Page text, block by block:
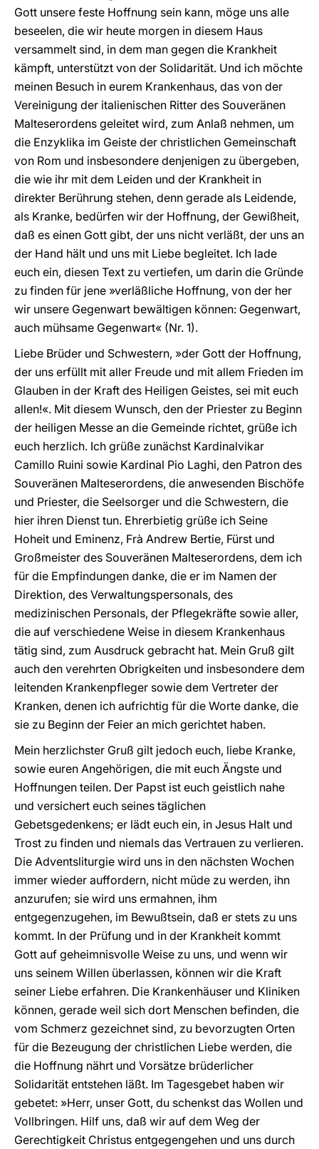
Gott unsere feste Hoffnung sein kann, möge uns alle
beseelen, die wir heute morgen in diesem Haus
versammelt sind, in dem man gegen die Krankheit
kämpft, unterstützt von der Solidarität. Und ich möchte
meinen Besuch in eurem Krankenhaus, das von der
Vereinigung der italienischen Ritter des Souveränen
Malteserordens geleitet wird, zum Anlaß nehmen, um
die Enzyklika im Geiste der christlichen Gemeinschaft
von Rom und insbesondere denjenigen zu übergeben,
die wie ihr mit dem Leiden und der Krankheit in
direkter Berührung stehen, denn gerade als Leidende,
als Kranke, bedürfen wir der Hoffnung, der Gewißheit,
daß es einen Gott gibt, der uns nicht verläßt, der uns an
der Hand hält und uns mit Liebe begleitet. Ich lade
euch ein, diesen Text zu vertiefen, um darin die Gründe
zu finden für jene »verläßliche Hoffnung, von der her
wir unsere Gegenwart bewältigen können: Gegenwart,
auch mühsame Gegenwart« (Nr. 1).
Liebe Brüder und Schwestern, »der Gott der Hoffnung,
der uns erfüllt mit aller Freude und mit allem Frieden im
Glauben in der Kraft des Heiligen Geistes, sei mit euch
allen!«. Mit diesem Wunsch, den der Priester zu Beginn
der heiligen Messe an die Gemeinde richtet, grüße ich
euch herzlich. Ich grüße zunächst Kardinalvikar
Camillo Ruini sowie Kardinal Pio Laghi, den Patron des
Souveränen Malteserordens, die anwesenden Bischöfe
und Priester, die Seelsorger und die Schwestern, die
hier ihren Dienst tun. Ehrerbietig grüße ich Seine
Hoheit und Eminenz, Frà Andrew Bertie, Fürst und
Großmeister des Souveränen Malteserordens, dem ich
für die Empfindungen danke, die er im Namen der
Direktion, des Verwaltungspersonals, des
medizinischen Personals, der Pflegekräfte sowie aller,
die auf verschiedene Weise in diesem Krankenhaus
tätig sind, zum Ausdruck gebracht hat. Mein Gruß gilt
auch den verehrten Obrigkeiten und insbesondere dem
leitenden Krankenpfleger sowie dem Vertreter der
Kranken, denen ich aufrichtig für die Worte danke, die
sie zu Beginn der Feier an mich gerichtet haben.
Mein herzlichster Gruß gilt jedoch euch, liebe Kranke,
sowie euren Angehörigen, die mit euch Ängste und
Hoffnungen teilen. Der Papst ist euch geistlich nahe
und versichert euch seines täglichen
Gebetsgedenkens; er lädt euch ein, in Jesus Halt und
Trost zu finden und niemals das Vertrauen zu verlieren.
Die Adventsliturgie wird uns in den nächsten Wochen
immer wieder auffordern, nicht müde zu werden, ihn
anzurufen; sie wird uns ermahnen, ihm
entgegenzugehen, im Bewußtsein, daß er stets zu uns
kommt. In der Prüfung und in der Krankheit kommt
Gott auf geheimnisvolle Weise zu uns, und wenn wir
uns seinem Willen überlassen, können wir die Kraft
seiner Liebe erfahren. Die Krankenhäuser und Kliniken
können, gerade weil sich dort Menschen befinden, die
vom Schmerz gezeichnet sind, zu bevorzugten Orten
für die Bezeugung der christlichen Liebe werden, die
die Hoffnung nährt und Vorsätze brüderlicher
Solidarität entstehen läßt. Im Tagesgebet haben wir
gebetet: »Herr, unser Gott, du schenkst das Wollen und
Vollbringen. Hilf uns, daß wir auf dem Weg der
Gerechtigkeit Christus entgegengehen und uns durch